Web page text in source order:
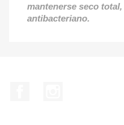
mantenerse seco
antibacteriano.